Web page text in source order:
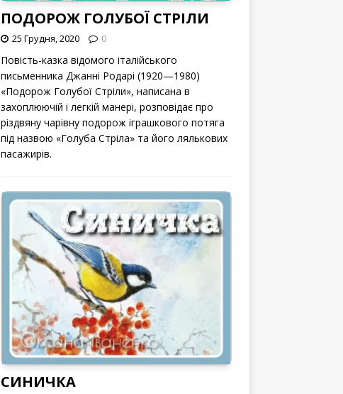
ПОДОРОЖ ГОЛУБОЇ СТРІЛИ
25 Грудня, 2020 0
Повість-казка відомого італійського
письменника Джанні Родарі (1920—1980)
«Подорож Голубої Стріли», написана в
захоплюючій і легкій манері, розповідає про
різдвяну чарівну подорож іграшкового потяга
під назвою «Голуба Стріла» та його лялькових
пасажирів.
СИНИЧКА